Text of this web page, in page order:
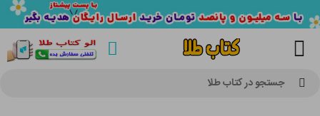
جستجو در کتاب طلا